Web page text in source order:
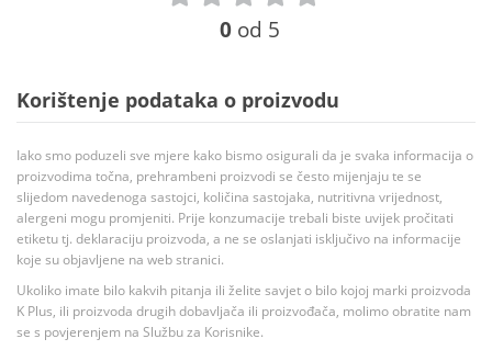
0 od 5
Korištenje podataka o proizvodu
Iako smo poduzeli sve mjere kako bismo osigurali da je svaka informacija o
proizvodima točna, prehrambeni proizvodi se često mijenjaju te se
slijedom navedenoga sastojci, količina sastojaka, nutritivna vrijednost,
alergeni mogu promjeniti. Prije konzumacije trebali biste uvijek pročitati
etiketu tj. deklaraciju proizvoda, a ne se oslanjati isključivo na informacije
koje su objavljene na web stranici.
Ukoliko imate bilo kakvih pitanja ili želite savjet o bilo kojoj marki proizvoda
K Plus, ili proizvoda drugih dobavljača ili proizvođača, molimo obratite nam
se s povjerenjem na Službu za Korisnike.